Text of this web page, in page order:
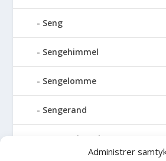
Administrer
Seng
Sengehimmel
Sengelomme
Sengerand
Sengetøj - Baby